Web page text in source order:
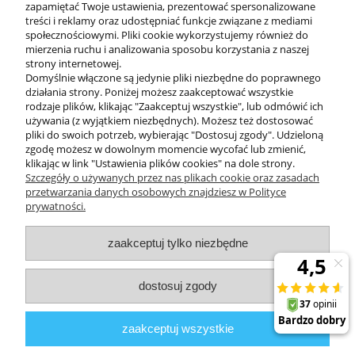
KONTAKT
DODATKOWE
MOJE KONTO
INFORMACJE
// ul. Przemysłowa 11a, 75-216 Koszalin // NIP669-050-03-43
// E-mail: sklep@zuma-line.pl
zapamiętać Twoje ustawienia, prezentować spersonalizowane
treści i reklamy oraz udostępniać funkcje związane z mediami
społecznościowymi. Pliki cookie wykorzystujemy również do
mierzenia ruchu i analizowania sposobu korzystania z naszej
strony internetowej.
Domyślnie włączone są jedynie pliki niezbędne do poprawnego
działania strony. Poniżej możesz zaakceptować wszystkie
rodzaje plików, klikając "Zaakceptuj wszystkie", lub odmówić ich
używania (z wyjątkiem niezbędnych). Możesz też dostosować
pliki do swoich potrzeb, wybierając "Dostosuj zgody". Udzieloną
zgodę możesz w dowolnym momencie wycofać lub zmienić,
klikając w link "Ustawienia plików cookies" na dole strony.
Szczegóły o używanych przez nas plikach cookie oraz zasadach
przetwarzania danych osobowych znajdziesz w Polityce
prywatności.
zaakceptuj tylko niezbędne
dostosuj zgody
zaakceptuj wszystkie